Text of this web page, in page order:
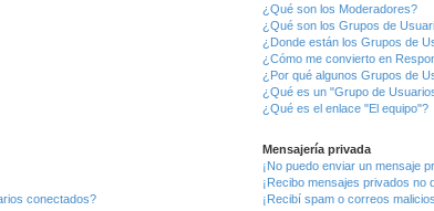
conectados?
¿Qué son los Moderadores?
¿Qué son los Grupos de
¿Donde están los Grupos de
¿Cómo me convierto en
¿Por qué algunos Grupos de
¿Qué es un "Grupo de
¿Qué es el enlace "El equipo"?
Mensajería privada
¡No puedo enviar un mensaje
¡Recibo mensajes privados no
¡Recibí spam o correos